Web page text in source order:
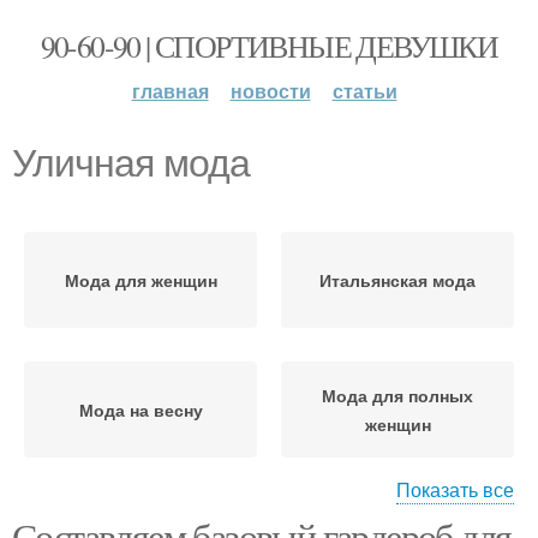
90-60-90 | СПОРТИВНЫЕ ДЕВУШКИ
главная новости статьи
Уличная мода
Мода для женщин Итальянская мода
Мода на весну
Мода для полных
женщин
Показать все